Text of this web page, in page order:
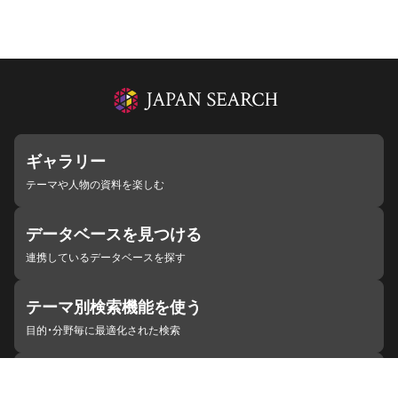
ギャラリー
テーマや人物の資料を楽しむ
データベースを見つける
連携しているデータベースを探す
テーマ別検索機能を使う
目的・分野毎に最適化された検索